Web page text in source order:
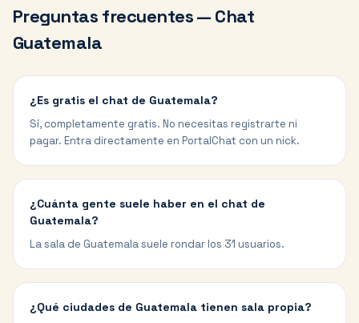
Preguntas frecuentes — Chat
Guatemala
¿Es gratis el chat de Guatemala?
Sí, completamente gratis. No necesitas registrarte ni
pagar. Entra directamente en PortalChat con un nick.
¿Cuánta gente suele haber en el chat de
Guatemala?
La sala de Guatemala suele rondar los 31 usuarios.
¿Qué ciudades de Guatemala tienen sala propia?